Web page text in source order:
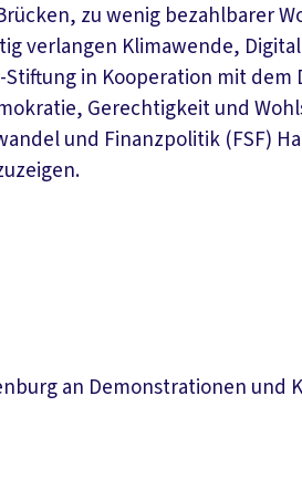
zu wenig bezahlbarer
verlangen Klimawende,
in Kooperation mit dem
Gerechtigkeit und
und Finanzpolitik (FSF)
an Demonstrationen und